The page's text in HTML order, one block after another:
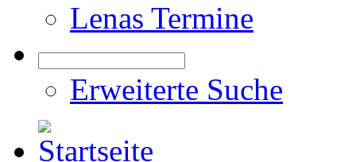
Lenas Termine
Erweiterte Suche